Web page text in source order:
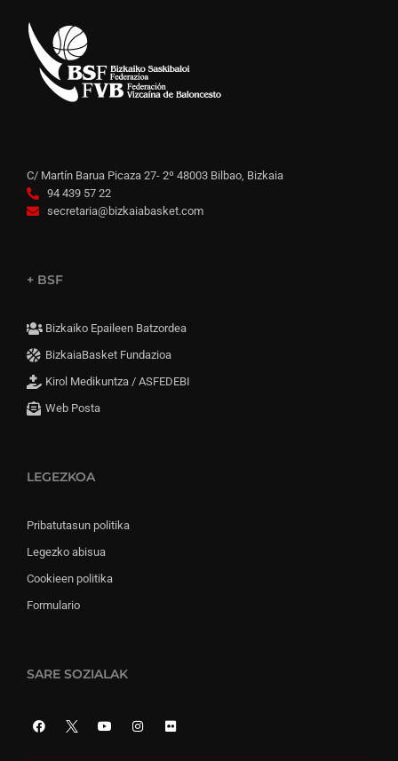
C/ Martín Barua Picaza 27- 2º 48003 Bilbao, Bizkaia
94 439 57 22
secretaria@bizkaiabasket.com
+ BSF
Bizkaiko Epaileen Batzordea
BizkaiaBasket Fundazioa
Kirol Medikuntza / ASFEDEBI
Web Posta
LEGEZKOA
Pribatutasun politika
Legezko abisua
Cookieen politika
Formulario
SARE SOZIALAK